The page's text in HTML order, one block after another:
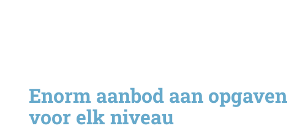
Enorm aanbod aan opgaven
voor elk niveau